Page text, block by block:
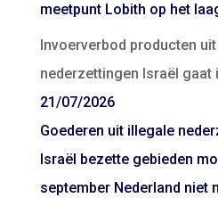
meetpunt Lobith op het
Invoerverbod producten
nederzettingen Israël gaat
21/07/2026
Goederen uit illegale
Israël bezette gebieden
september Nederland niet